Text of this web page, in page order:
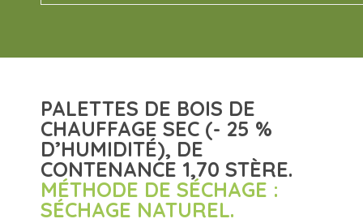
PALETTES DE BOIS DE
CHAUFFAGE SEC (- 25 %
D’HUMIDITÉ), DE
CONTENANCE 1,70 STÈRE.
MÉTHODE DE SÉCHAGE :
SÉCHAGE NATUREL.